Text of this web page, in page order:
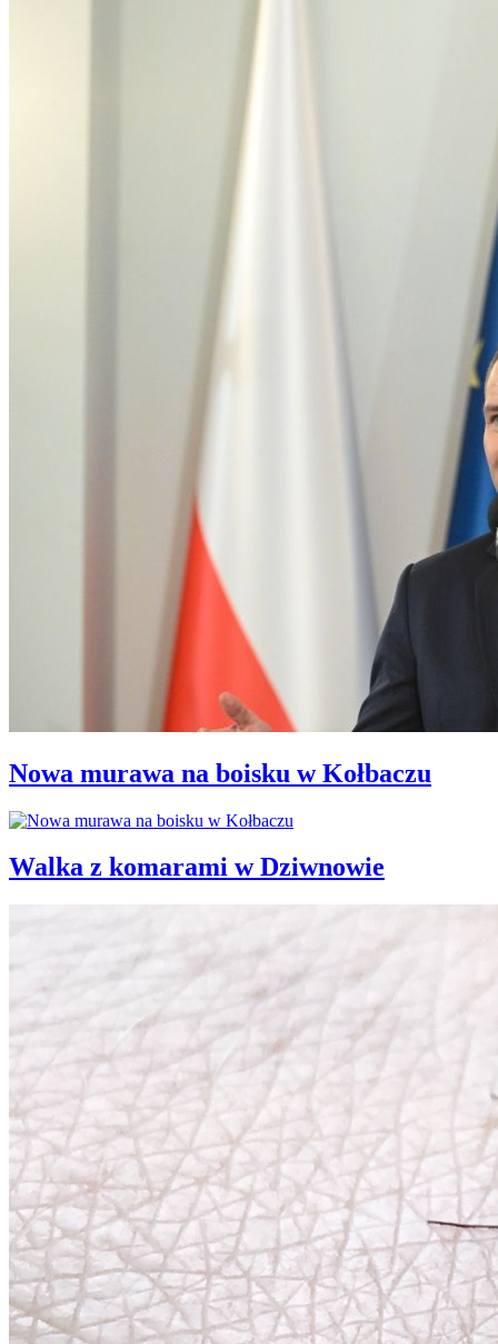
Nowa murawa na boisku w Kołbaczu
Walka z komarami w Dziwnowie